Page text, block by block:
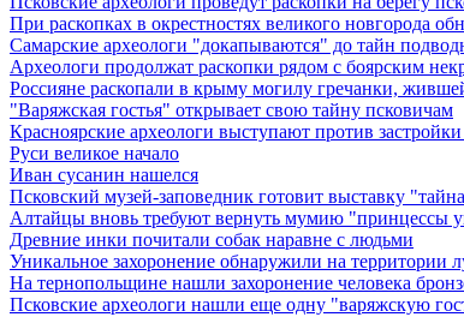
При раскопках в окрестностях великого новгорода
Самарские археологи "докапываются" до тайн
Археологи продолжат раскопки рядом с боярским
Россияне раскопали в крыму могилу гречанки,
"Варяжская гостья" открывает свою тайну псковичам
Красноярские археологи выступают против
Руси великое начало
Иван сусанин нашелся
Псковский музей-заповедник готовит выставку
Алтайцы вновь требуют вернуть мумию "принцессы
Древние инки почитали собак наравне с людьми
Уникальное захоронение обнаружили на территории
На тернопольщине нашли захоронение человека
Псковские археологи нашли еще одну "варяжскую